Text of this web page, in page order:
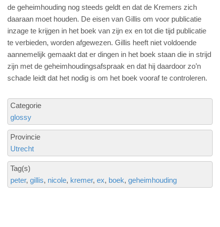
de geheimhouding nog steeds geldt en dat de Kremers zich
daaraan moet houden. De eisen van Gillis om voor publicatie
inzage te krijgen in het boek van zijn ex en tot die tijd publicatie
te verbieden, worden afgewezen. Gillis heeft niet voldoende
aannemelijk gemaakt dat er dingen in het boek staan die in strijd
zijn met de geheimhoudingsafspraak en dat hij daardoor zo’n
schade leidt dat het nodig is om het boek vooraf te controleren.
Categorie
glossy
Provincie
Utrecht
Tag(s)
peter gillis nicole kremer ex boek geheimhouding